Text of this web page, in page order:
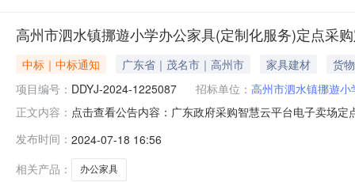
高州市泗水镇挪遊小学办公家具(定制化服务)定点采
中标｜中标通知 广东省｜茂名市｜高州市 家具建材
货物
项目编号： DDYJ-2024-1225087 招标单位： 高州市泗水镇挪遊小
正文内容： 点击查看公告内容：广东政府采购智慧云平台电子卖场
（三）成交标的明细服务描述数量单位供应商报价(元)是
发布时间： 2024-07-18 16:56
相关产品：
办公家具